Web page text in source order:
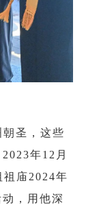
圣，这些
年12月
庙2024年
，用他深